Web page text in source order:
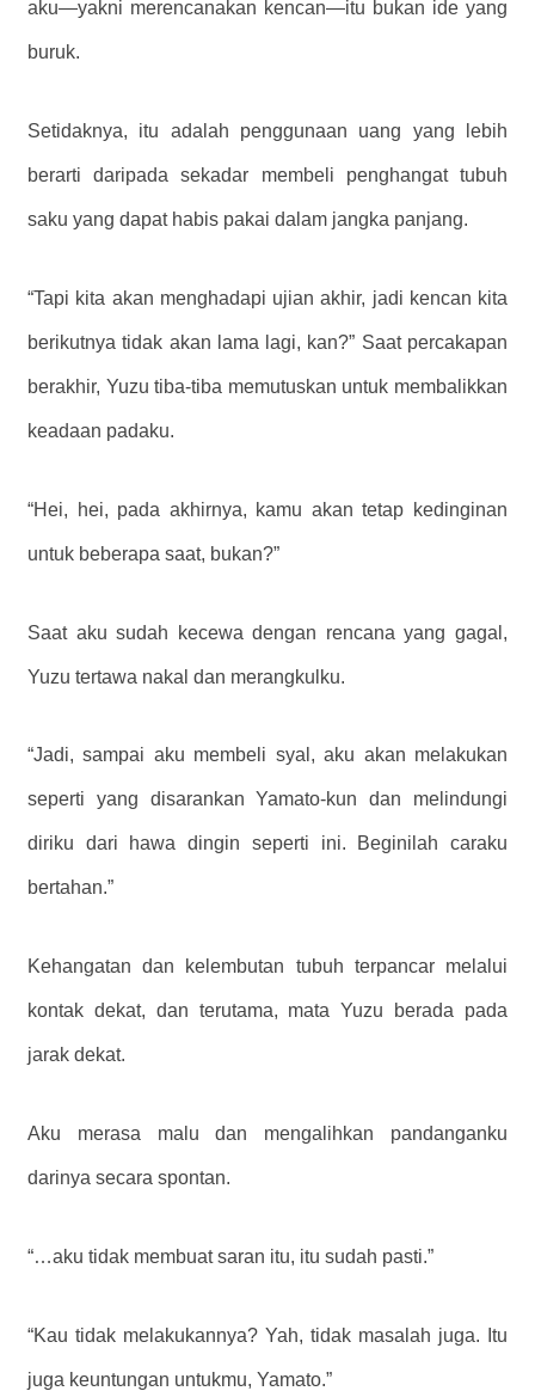
aku—yakni merencanakan kencan—itu bukan ide yang
buruk.
Setidaknya, itu adalah penggunaan uang yang lebih
berarti daripada sekadar membeli penghangat tubuh
saku yang dapat habis pakai dalam jangka panjang.
“Tapi kita akan menghadapi ujian akhir, jadi kencan kita
berikutnya tidak akan lama lagi, kan?” Saat percakapan
berakhir, Yuzu tiba-tiba memutuskan untuk membalikkan
keadaan padaku.
“Hei, hei, pada akhirnya, kamu akan tetap kedinginan
untuk beberapa saat, bukan?”
Saat aku sudah kecewa dengan rencana yang gagal,
Yuzu tertawa nakal dan merangkulku.
“Jadi, sampai aku membeli syal, aku akan melakukan
seperti yang disarankan Yamato-kun dan melindungi
diriku dari hawa dingin seperti ini. Beginilah caraku
bertahan.”
Kehangatan dan kelembutan tubuh terpancar melalui
kontak dekat, dan terutama, mata Yuzu berada pada
jarak dekat.
Aku merasa malu dan mengalihkan pandanganku
darinya secara spontan.
“…aku tidak membuat saran itu, itu sudah pasti.”
“Kau tidak melakukannya? Yah, tidak masalah juga. Itu
juga keuntungan untukmu, Yamato.”